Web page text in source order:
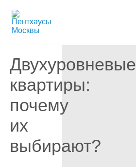
Двухуровневые
квартиры:
почему
их
выбирают?